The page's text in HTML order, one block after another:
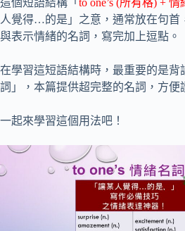
這個短語結構「 to one’s (所有格) + 情
人覺得…的是」之意，通常放在句首
與表示情緒的名詞，寫完加上逗點。
在學習這短語結構時，最重要的是背
詞」，本篇提供超完整的名詞，方便
一起來學習這個用法吧！